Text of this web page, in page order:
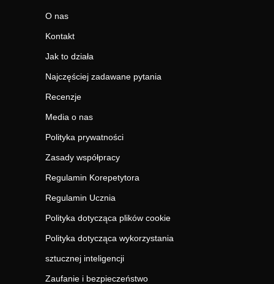
O nas
Kontakt
Jak to działa
Najczęściej zadawane pytania
Recenzje
Media o nas
Polityka prywatności
Zasady współpracy
Regulamin Korepetytora
Regulamin Ucznia
Polityka dotycząca plików cookie
Polityka dotycząca wykorzystania
sztucznej inteligencji
Zaufanie i bezpieczeństwo